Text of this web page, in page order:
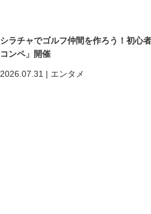
シラチャでゴルフ仲間を作ろう！初心
コンペ」開催
2026.07.31 | エンタメ